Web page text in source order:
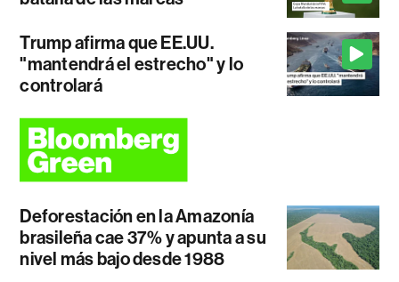
Trump afirma que EE.UU.
"mantendrá el estrecho" y lo
controlará
Deforestación en la Amazonía
brasileña cae 37% y apunta a su
nivel más bajo desde 1988